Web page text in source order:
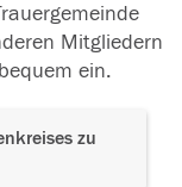
Mitgliedern
ein.
zu